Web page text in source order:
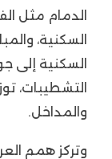
الدمام مثل
السكنية،
السكنية إلى
التشطيبات،
والمداخل.
وتركز همم